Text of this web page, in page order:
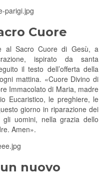
Cuore
al Sacro Cuore di Gesù, a
ispirato da santa
il testo dell’offerta della
mattina. «Cuore Divino di
Immacolato di Maria, madre
Eucaristico, le preghiere, le
giorno in riparazione dei
uomini, nella grazia dello
Amen».
nuovo